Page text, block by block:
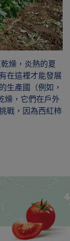
燥，炎熱的夏
在這裡才能發展
生產國（例如，
燥，它們在戶外
戰，因為西紅柿